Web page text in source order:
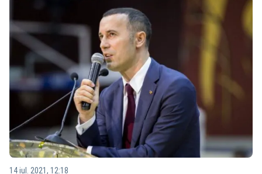
14 iul. 2021, 12:18